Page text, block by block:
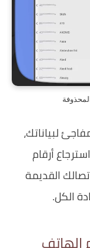
لبياناتك،
‏أرقام
القديمة
الكل.